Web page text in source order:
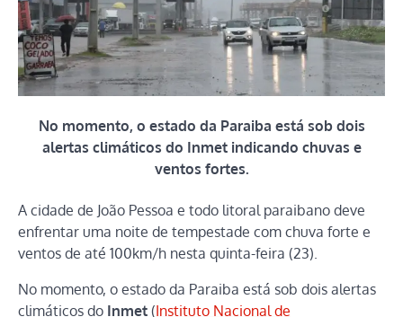
No momento, o estado da Paraiba está sob dois
alertas climáticos do Inmet indicando chuvas e
ventos fortes.
A cidade de João Pessoa e todo litoral paraibano deve
enfrentar uma noite de tempestade com chuva forte e
ventos de até 100km/h nesta quinta-feira (23).
No momento, o estado da Paraiba está sob dois alertas
climáticos do Inmet (Instituto Nacional de